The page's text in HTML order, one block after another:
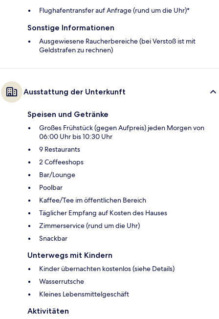
Flughafentransfer auf Anfrage (rund um die Uhr)*
Sonstige Informationen
Ausgewiesene Raucherbereiche (bei Verstoß ist mit
Geldstrafen zu rechnen)
Ausstattung der Unterkunft
Speisen und Getränke
Großes Frühstück (gegen Aufpreis) jeden Morgen von
06:00 Uhr bis 10:30 Uhr
9 Restaurants
2 Coffeeshops
Bar/Lounge
Poolbar
Kaffee/Tee im öffentlichen Bereich
Täglicher Empfang auf Kosten des Hauses
Zimmerservice (rund um die Uhr)
Snackbar
Unterwegs mit Kindern
Kinder übernachten kostenlos (siehe Details)
Wasserrutsche
Kleines Lebensmittelgeschäft
Aktivitäten